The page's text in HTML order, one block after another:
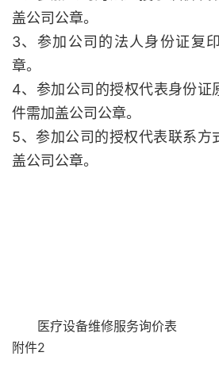
盖公司公章。
3、参加公司的法人身份证复
章。
4、参加公司的授权代表身份证
件需加盖公司公章。
5、参加公司的授权代表联系方
盖公司公章。
医疗设备维修服务询价表
附件2